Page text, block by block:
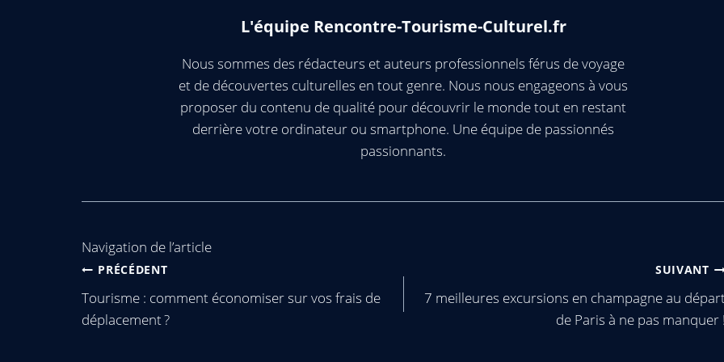
L'équipe Rencontre-Tourisme-Culturel.fr
Nous sommes des rédacteurs et auteurs professionnels férus de voyage
et de découvertes culturelles en tout genre. Nous nous engageons à vous
proposer du contenu de qualité pour découvrir le monde tout en restant
derrière votre ordinateur ou smartphone. Une équipe de passionnés
passionnants.
Navigation de l’article
PRÉCÉDENT
Tourisme : comment économiser sur vos frais de
déplacement ?
SUIVANT
7 meilleures excursions en champagne au
de Paris à ne pas manquer